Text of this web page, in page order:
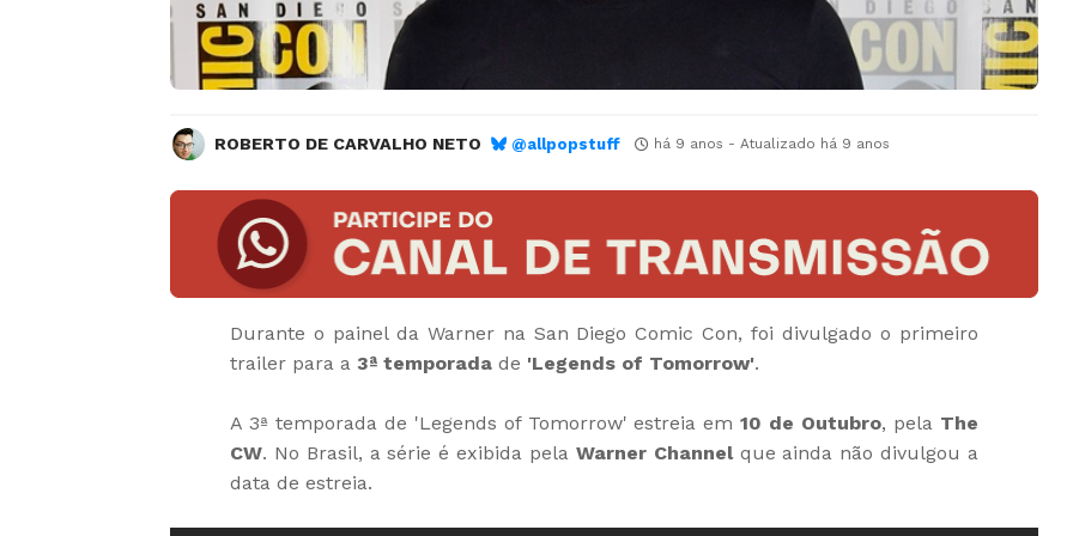
ROBERTO DE CARVALHO NETO @allpopstuff há 9 anos - Atualizado há 9 anos
Durante o painel da Warner na San Diego Comic Con, foi divulgado o primeiro
trailer para a 3ª temporada de 'Legends of Tomorrow'.
A 3ª temporada de 'Legends of Tomorrow' estreia em10 de Outubro, pela The
CW. No Brasil, a série é exibida pela Warner Channelque ainda não divulgou a
data de estreia.